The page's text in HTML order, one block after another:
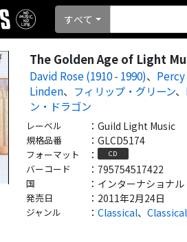
すべて
The Golden Age of Light
David Rose (1910 - 1990)、
Linden、 フィリップ・グリーン、
ン・ドラゴン
レーベル ： Guild Light Music
規格品番 ： GLCD5174
フォーマット ： CD
バーコード ： 795754517422
国 ： インターナショナ
発売日 ： 2011年2月24日
ジャンル ： Classical、